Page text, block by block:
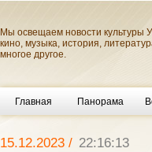
Мы освещаем новости культуры
кино, музыка, история,
многое другое.
Главная Панорама
15.12.2023 / 22:16:13